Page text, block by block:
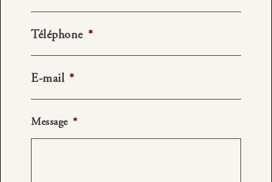
Téléphone *
E-mail *
Message *